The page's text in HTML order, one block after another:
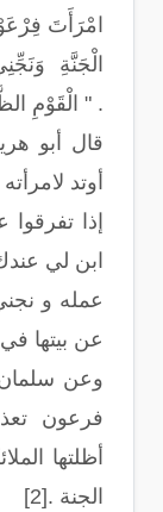
امْرَأَتَ
الْجَنَّةِ
الْقَوْمِ الظَّالِمِينَ " .
أوتد
إذا
ابن لي
عمله و
عن بيتها في
فرعون
أظلتها
الجنة .[2]